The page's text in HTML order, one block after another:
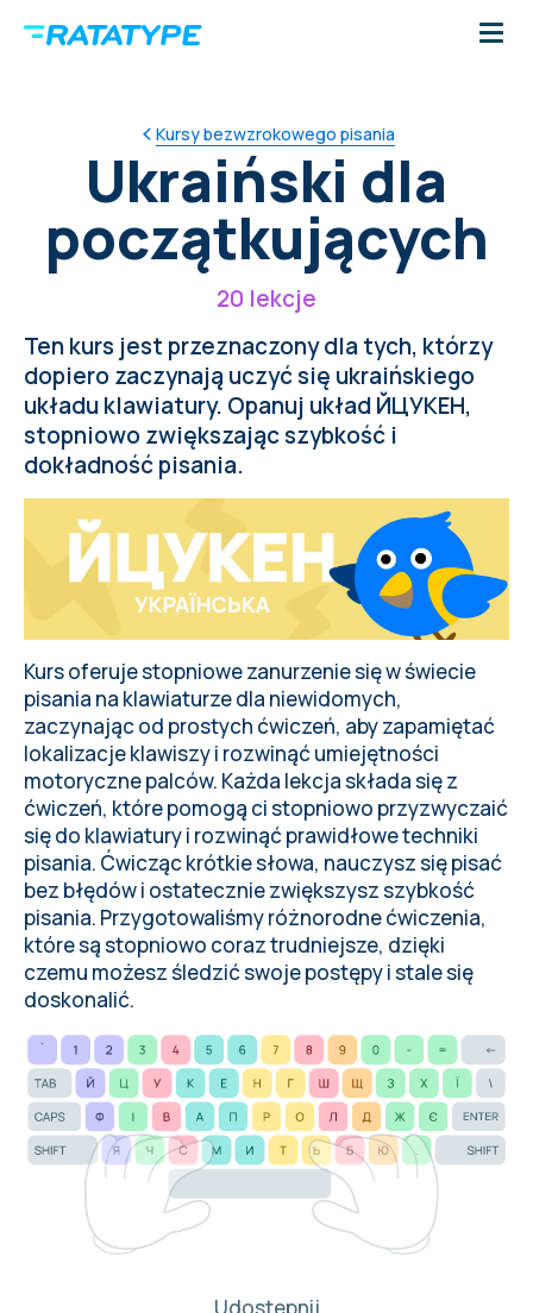
Kursy bezwzrokowego pisania
Ukraiński dla
początkujących
20 lekcje
Ten kurs jest przeznaczony dla tych, którzy
dopiero zaczynają uczyć się ukraińskiego
układu klawiatury. Opanuj układ ЙЦУКЕН,
stopniowo zwiększając szybkość i
dokładność pisania.
Kurs oferuje stopniowe zanurzenie się w świecie
pisania na klawiaturze dla niewidomych,
zaczynając od prostych ćwiczeń, aby zapamiętać
lokalizacje klawiszy i rozwinąć umiejętności
motoryczne palców. Każda lekcja składa się z
ćwiczeń, które pomogą ci stopniowo przyzwyczaić
się do klawiatury i rozwinąć prawidłowe techniki
pisania. Ćwicząc krótkie słowa, nauczysz się pisać
bez błędów i ostatecznie zwiększysz szybkość
pisania. Przygotowaliśmy różnorodne ćwiczenia,
które są stopniowo coraz trudniejsze, dzięki
czemu możesz śledzić swoje postępy i stale się
doskonalić.
Udostępnij